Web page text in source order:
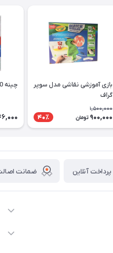
بازی آموزشی نقاشی مدل سوپر
گراف
1,500,000
900,000 تومان 40٪
چینه 20 قطعه رویش
پرداخت آنلاین ضمانت